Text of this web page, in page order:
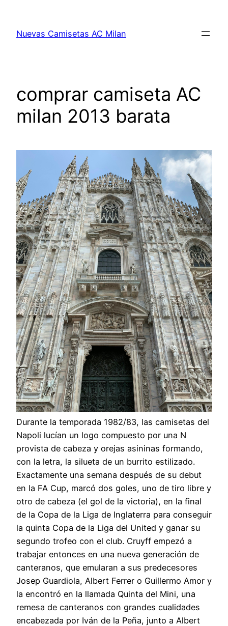
contenido
Nuevas Camisetas AC Milan
comprar camiseta AC
milan 2013 barata
Durante la temporada 1982/83, las camisetas del
Napoli lucían un logo compuesto por una N
provista de cabeza y orejas asininas formando,
con la letra, la silueta de un burrito estilizado.
Exactamente una semana después de su debut
en la FA Cup, marcó dos goles, uno de tiro libre y
otro de cabeza (el gol de la victoria), en la final
de la Copa de la Liga de Inglaterra para conseguir
la quinta Copa de la Liga del United y ganar su
segundo trofeo con el club. Cruyff empezó a
trabajar entonces en una nueva generación de
canteranos, que emularan a sus predecesores
Josep Guardiola, Albert Ferrer o Guillermo Amor y
la encontró en la llamada Quinta del Mini, una
remesa de canteranos con grandes cualidades
encabezada por Iván de la Peña, junto a Albert